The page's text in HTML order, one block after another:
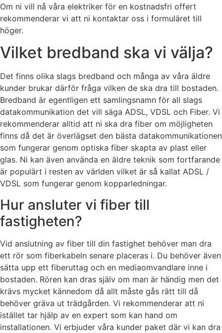
Om ni vill nå våra elektriker för en kostnadsfri offert
rekommenderar vi att ni kontaktar oss i formuläret till
höger.
Vilket bredband ska vi välja?
Det finns olika slags bredband och många av våra äldre
kunder brukar därför fråga vilken de ska dra till bostaden.
Bredband är egentligen ett samlingsnamn för all slags
datakommunikation det vill säga ADSL, VDSL och Fiber. Vi
rekommenderar alltid att ni ska dra fiber om möjligheten
finns då det är överlägset den bästa datakommunikationen
som fungerar genom optiska fiber skapta av plast eller
glas. Ni kan även använda en äldre teknik som fortfarande
är populärt i resten av världen vilket är så kallat ADSL /
VDSL som fungerar genom kopparledningar.
Hur ansluter vi fiber till
fastigheten?
Vid anslutning av fiber till din fastighet behöver man dra
ett rör som fiberkabeln senare placeras i. Du behöver även
sätta upp ett fiberuttag och en mediaomvandlare inne i
bostaden. Rören kan dras själv om man är händig men det
krävs mycket kännedom då allt måste gås rätt till då
behöver gräva ut trädgården. Vi rekommenderar att ni
istället tar hjälp av en expert som kan hand om
installationen. Vi erbjuder våra kunder paket där vi kan dra